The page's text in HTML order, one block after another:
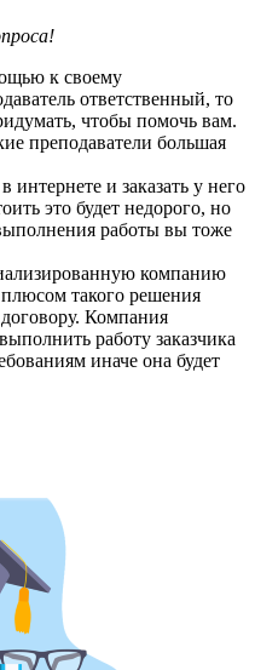
к своему
ответственный, то
чтобы помочь вам.
преподаватели большая
интернете и заказать у него
это будет недорого, но
работы вы тоже
компанию
такого решения
договору. Компания
работу заказчика
иначе она будет